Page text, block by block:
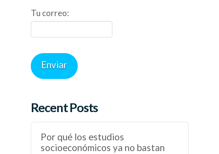
Tu correo:
Recent Posts
Por qué los estudios
socioeconómicos ya no bastan